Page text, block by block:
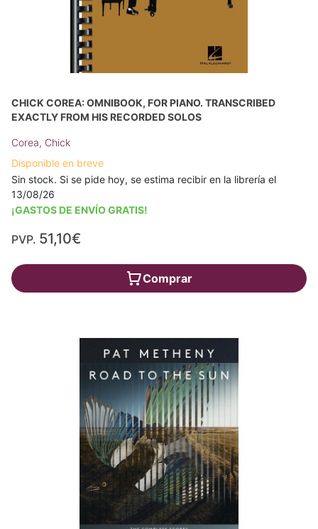
CHICK COREA: OMNIBOOK, FOR PIANO. TRANSCRIBED
EXACTLY FROM HIS RECORDED SOLOS
Corea, Chick
Disponible en breve
Sin stock. Si se pide hoy, se estima recibir en la librería el
13/08/26
¡GASTOS DE ENVÍO GRATIS!
PVP. 51,10€
Comprar